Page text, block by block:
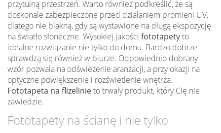
przytulną przestrzeń. Warto również podkreślić, że są
doskonale zabezpieczone przed działaniem promieni UV,
dlatego nie blakną, gdy są wystawione na długą ekspozycję
na światło słoneczne. Wysokiej jakości fototapetyto
idealne rozwiązanie nie tylko do domu. Bardzo dobrze
sprawdzą się również w biurze. Odpowiednio dobrany
wzór pozwala na odświeżenie aranżacji, a przy okazji na
optyczne powiększenie i rozświetlenie wnętrza.
Fototapeta na flizelinieto trwały produkt, który Cię nie
zawiedzie.
Fototapety na ścianę i nie tylko